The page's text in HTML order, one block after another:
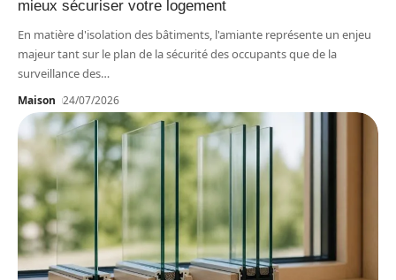
mieux sécuriser votre logement
En matière d'isolation des bâtiments, l'amiante représente un enjeu
majeur tant sur le plan de la sécurité des occupants que de la
surveillance des…
Maison 24/07/2026